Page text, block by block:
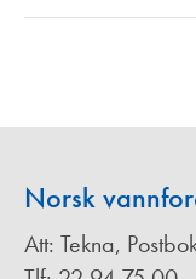
Norsk
Att: Tekna,